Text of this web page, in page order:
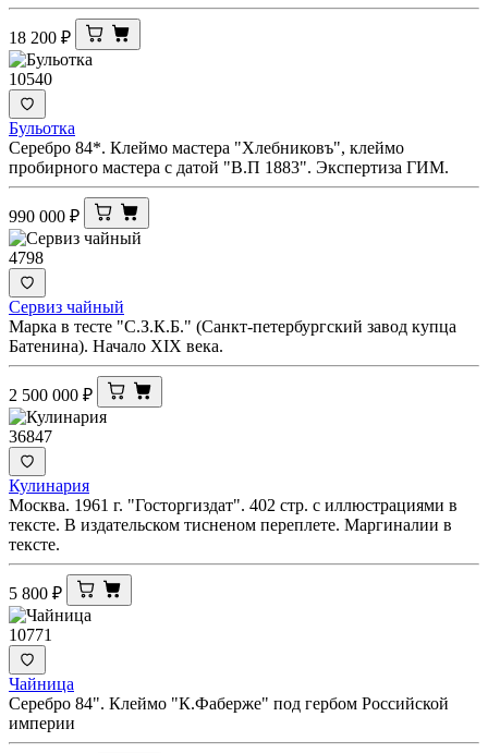
18 200 ₽
10540
Бульотка
Серебро 84*. Клеймо мастера "Хлебниковъ", клеймо
пробирного мастера с датой "В.П 1883". Экспертиза ГИМ.
990 000 ₽
4798
Сервиз чайный
Марка в тесте "С.З.К.Б." (Санкт-петербургский завод купца
Батенина). Начало XIX века.
2 500 000 ₽
36847
Кулинария
Москва. 1961 г. "Госторгиздат". 402 стр. с иллюстрациями в
тексте. В издательском тисненом переплете. Маргиналии в
тексте.
5 800 ₽
10771
Чайница
Серебро 84". Клеймо "К.Фаберже" под гербом Российской
империи